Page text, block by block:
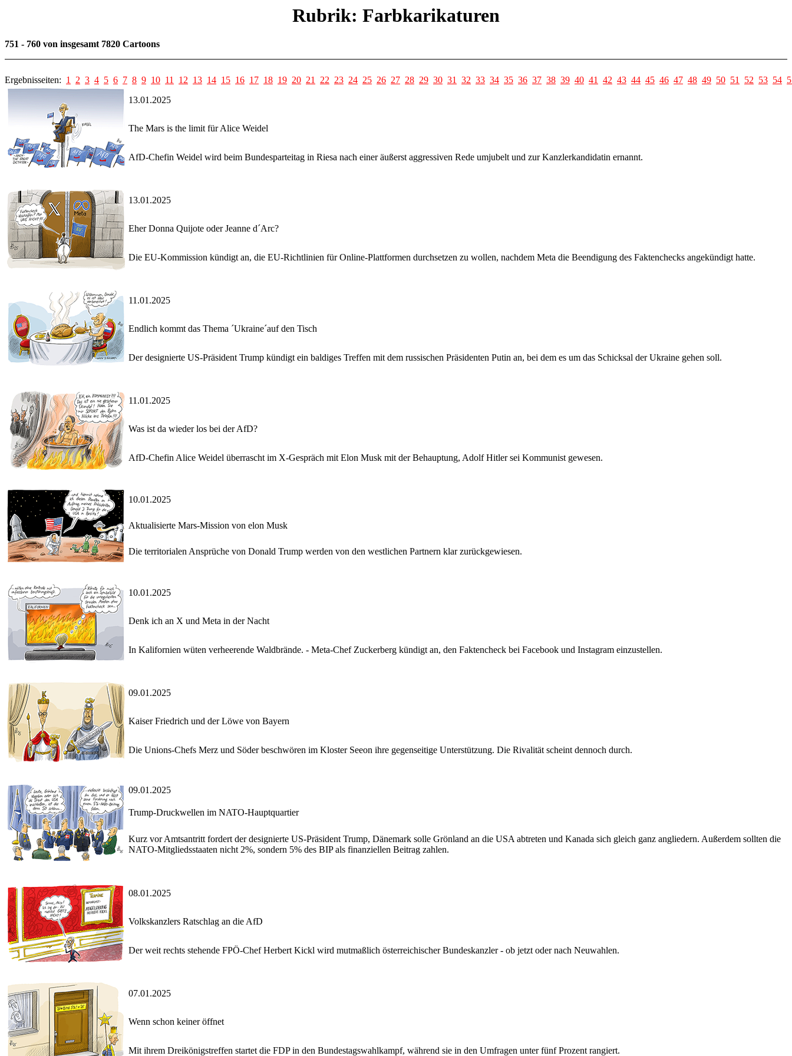
Rubrik: Farbkarikaturen
751 - 760 von insgesamt 7820 Cartoons
Ergebnisseiten: 1 2 3 4 5 6 7 8 9 10 11 12 13 14 15 16 17 18 19 20 21 22 23 24 25 26 27 28 29 30 31 32 33 34 35 36 37 38 39 40 41 42 43 44 45 46 47 48 49 50 51 52 53 54
13.01.2025
The Mars is the limit für Alice Weidel
AfD-Chefin Weidel wird beim Bundesparteitag in Riesa nach einer äußerst aggressiven Rede umjubelt und zur Kanzlerkandidatin ernannt.
13.01.2025
Eher Donna Quijote oder Jeanne d´Arc?
Die EU-Kommission kündigt an, die EU-Richtlinien für Online-Plattformen durchsetzen zu wollen, nachdem Meta die Beendigung des Faktenchecks angekündigt hatte.
11.01.2025
Endlich kommt das Thema ´Ukraine´auf den Tisch
Der designierte US-Präsident Trump kündigt ein baldiges Treffen mit dem russischen Präsidenten Putin an, bei dem es um das Schicksal der Ukraine gehen soll.
11.01.2025
Was ist da wieder los bei der AfD?
AfD-Chefin Alice Weidel überrascht im X-Gespräch mit Elon Musk mit der Behauptung, Adolf Hitler sei Kommunist gewesen.
10.01.2025
Aktualisierte Mars-Mission von elon Musk
Die territorialen Ansprüche von Donald Trump werden von den westlichen Partnern klar zurückgewiesen.
10.01.2025
Denk ich an X und Meta in der Nacht
In Kalifornien wüten verheerende Waldbrände. - Meta-Chef Zuckerberg kündigt an, den Faktencheck bei Facebook und Instagram einzustellen.
09.01.2025
Kaiser Friedrich und der Löwe von Bayern
Die Unions-Chefs Merz und Söder beschwören im Kloster Seeon ihre gegenseitige Unterstützung. Die Rivalität scheint dennoch durch.
09.01.2025
Trump-Druckwellen im NATO-Hauptquartier
Kurz vor Amtsantritt fordert der designierte US-Präsident Trump, Dänemark solle Grönland an die USA abtreten und Kanada sich gleich ganz angliedern. Außerdem sollten die
NATO-Mitgliedsstaaten nicht 2%, sondern 5% des BIP als finanziellen Beitrag zahlen.
08.01.2025
Volkskanzlers Ratschlag an die AfD
Der weit rechts stehende FPÖ-Chef Herbert Kickl wird mutmaßlich österreichischer Bundeskanzler - ob jetzt oder nach Neuwahlen.
07.01.2025
Wenn schon keiner öffnet
Mit ihrem Dreikönigstreffen startet die FDP in den Bundestagswahlkampf, während sie in den Umfragen unter fünf Prozent rangiert.